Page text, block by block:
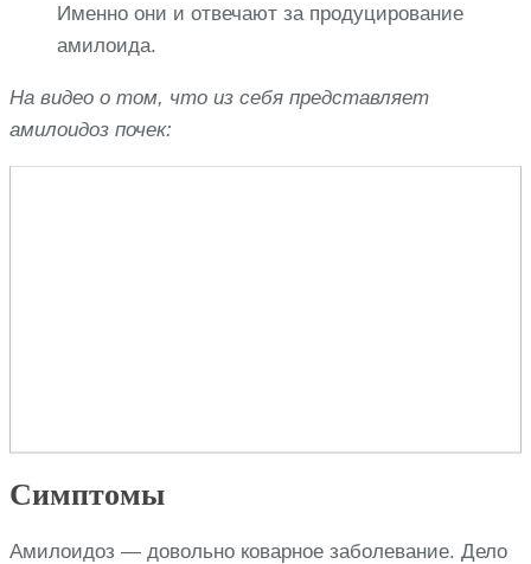
Именно они и отвечают за продуцирование
амилоида.
На видео о том, что из себя представляет
амилоидоз почек:
Симптомы
Амилоидоз — довольно коварное заболевание. Дело